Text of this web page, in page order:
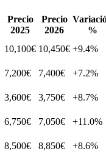
Precio
2025
Precio
2026
%
10,100€ 10,450€ +9.4%
7,200€ 7,400€
+7.2%
3,600€ 3,750€ +8.7%
6,750€ 7,050€ +11.0%
8,500€ 8,850€
+8.6%